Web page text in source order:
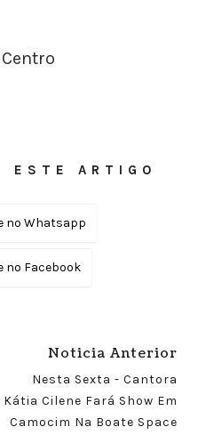
ESTE ARTIGO
no Whatsapp
no Facebook
Noticia Anterior
Nesta Sexta - Cantora
Kátia Cilene Fará Show Em
Camocim Na Boate Space